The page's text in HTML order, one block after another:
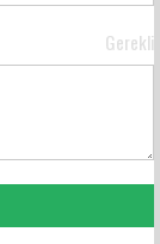
Gerekli